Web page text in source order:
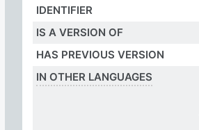
IDENTIFIER
IS A VERSION OF
HAS PREVIOUS VERSION
IN OTHER LANGUAGES